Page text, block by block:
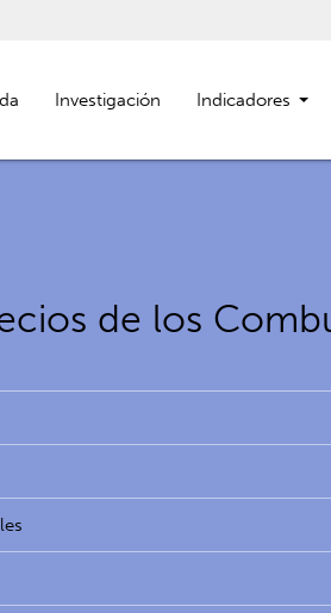
Investigación Indicadores
de los